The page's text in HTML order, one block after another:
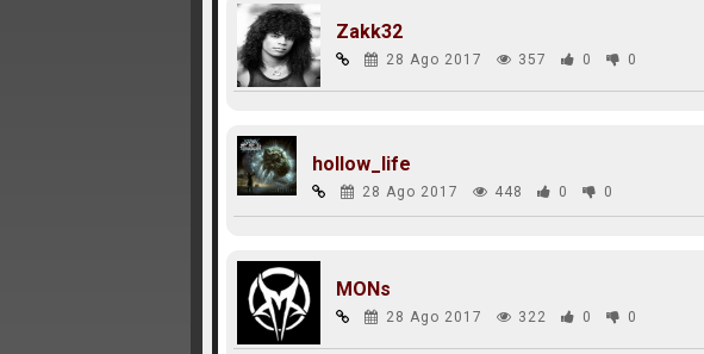
Zakk32
28 Ago 2017 357 0 0
hollow_life
28 Ago 2017 448 0 0
MONs
28 Ago 2017 322 0 0